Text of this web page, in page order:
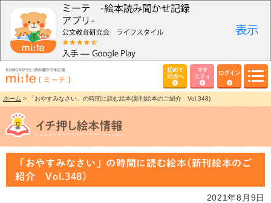
初めて
の方へ
マタ
ニティ
ログイン
ホーム > 「おやすみなさい」の時間に読む絵本(新刊絵本のご紹介 Vol.348)
「おやすみなさい」の時間に読む絵本(新刊絵本のご
紹介 Vol.348)
2021年8月9日